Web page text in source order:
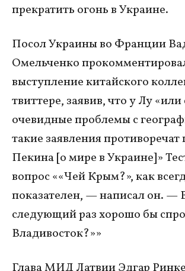
прекратить огонь в Украине.
Посол Украины во Франции
Омельченко
выступление китайского
твиттере, заявив, что у Лу «или
очевидные проблемы с
такие заявления
Пекина [о мире в Украине]»
вопрос ««Чей Крым?», как
показателен, — написал он. —
следующий раз хорошо бы
Владивосток?»»